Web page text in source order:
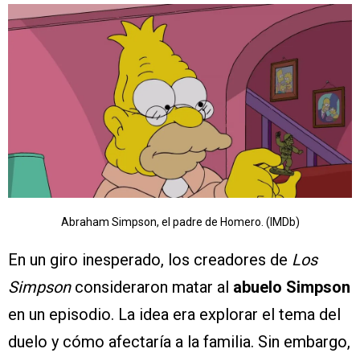
Abraham Simpson, el padre de Homero. (IMDb)
En un giro inesperado, los creadores de Los
Simpson consideraron matar al abuelo Simpson
en un episodio. La idea era explorar el tema del
duelo y cómo afectaría a la familia. Sin embargo,